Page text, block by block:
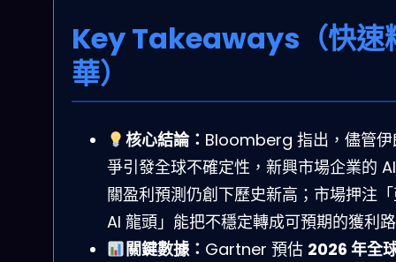
Key Takeaways（快速
華）
核心結論： Bloomberg 指出，儘管伊
爭引發全球不確定性，新興市場企業的
關盈利預測仍創下歷史新高；市場押注
AI 龍頭」能把不穩定轉成可預期的獲利
關鍵數據： Gartner 預估 2026 年全